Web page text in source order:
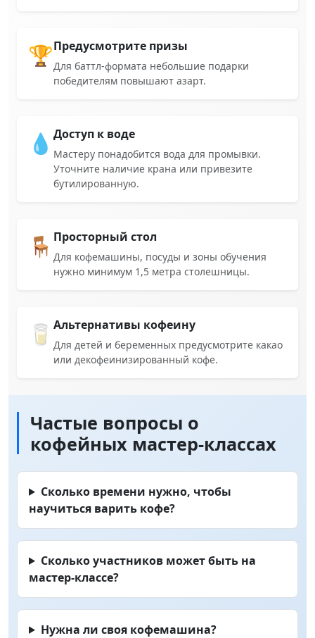
🏆Предусмотрите призы
Для баттл-формата небольшие подарки
победителям повышают азарт.
💧 Доступ к воде
Мастеру понадобится вода для промывки.
Уточните наличие крана или привезите
бутилированную.
🪑 Просторный стол
Для кофемашины, посуды и зоны обучения
нужно минимум 1,5 метра столешницы.
🥛 Альтернативы кофеину
Для детей и беременных предусмотрите какао
или декофеинизированный кофе.
Частые вопросы о
кофейных мастер-классах
Сколько времени нужно, чтобы
научиться варить кофе?
Сколько участников может быть на
мастер-классе?
Нужна ли своя кофемашина?